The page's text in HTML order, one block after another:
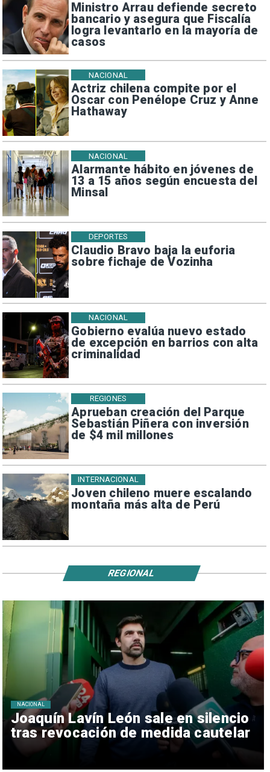
Ministro Arrau defiende secreto
bancario y asegura que Fiscalía
logra levantarlo en la mayoría de
casos
Actriz chilena compite por el
Oscar con Penélope Cruz y Anne
Hathaway
NACIONAL
Alarmante hábito en jóvenes de
13 a 15 años según encuesta del
Minsal
NACIONAL
Claudio Bravo baja la euforia
sobre fichaje de Vozinha
DEPORTES
Gobierno evalúa nuevo estado
de excepción en barrios con alta
criminalidad
NACIONAL
Aprueban creación del Parque
Sebastián Piñera con inversión
de $4 mil millones
REGIONES
Joven chileno muere escalando
montaña más alta de Perú
INTERNACIONAL
Joaquín Lavín León sale en silencio
tras revocación de medida cautelar
NACIONAL
REGIONAL